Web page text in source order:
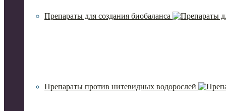
Препараты для создания биобаланса
Препараты против нитевидных водорослей